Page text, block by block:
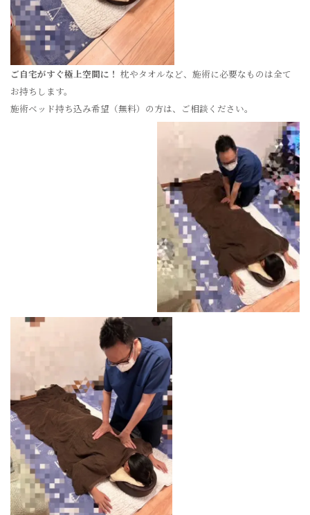
ご自宅がすぐ極上空間に！ 枕やタオルなど、施術に必要なものは全て
お持ちします。
施術ベッド持ち込み希望（無料）の方は、ご相談ください。